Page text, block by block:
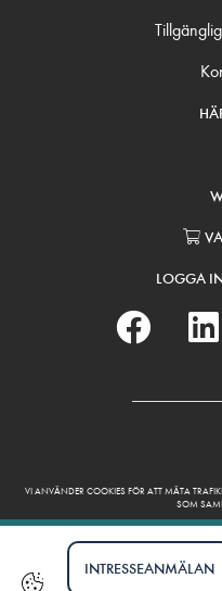
INTRESSEANMÄLAN
LOGGA
VI ANVÄNDER COOKIES FÖR ATT MÄTA
SOM